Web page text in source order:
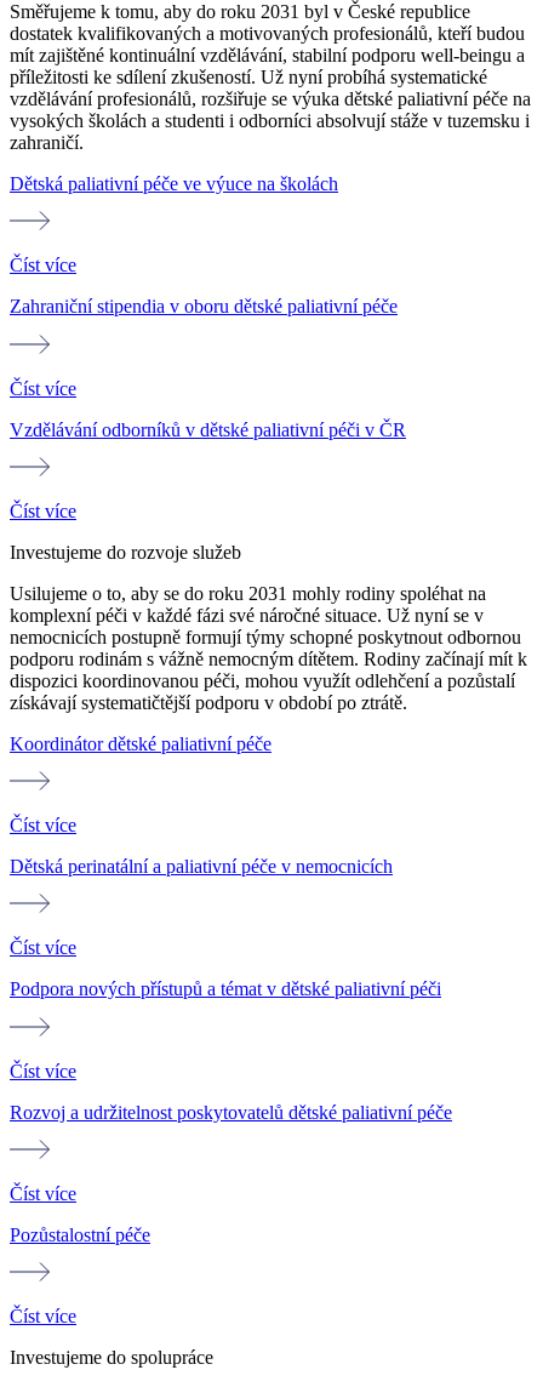
Směřujeme k tomu, aby do roku 2031 byl v České republice
dostatek kvalifikovaných a motivovaných profesionálů, kteří budou
mít zajištěné kontinuální vzdělávání, stabilní podporu well-beingu a
příležitosti ke sdílení zkušeností. Už nyní probíhá systematické
vzdělávání profesionálů, rozšiřuje se výuka dětské paliativní péče na
vysokých školách a studenti i odborníci absolvují stáže v tuzemsku i
zahraničí.
Dětská paliativní péče ve výuce na školách
Číst více
Zahraniční stipendia v oboru dětské paliativní péče
Číst více
Vzdělávání odborníků v dětské paliativní péči v ČR
Číst více
Investujeme do rozvoje služeb
Usilujeme o to, aby se do roku 2031 mohly rodiny spoléhat na
komplexní péči v každé fázi své náročné situace. Už nyní se v
nemocnicích postupně formují týmy schopné poskytnout odbornou
podporu rodinám s vážně nemocným dítětem. Rodiny začínají mít k
dispozici koordinovanou péči, mohou využít odlehčení a pozůstalí
získávají systematičtější podporu v období po ztrátě.
Koordinátor dětské paliativní péče
Číst více
Dětská perinatální a paliativní péče v nemocnicích
Číst více
Podpora nových přístupů a témat v dětské paliativní péči
Číst více
Rozvoj a udržitelnost poskytovatelů dětské paliativní péče
Číst více
Pozůstalostní péče
Číst více
Investujeme do spolupráce